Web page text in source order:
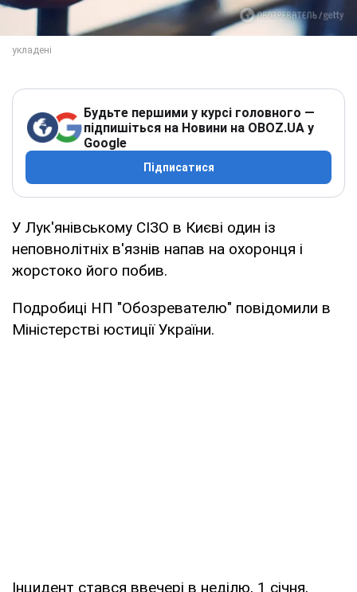
Будьте першими у курсі головного —
підпишіться на Новини на OBOZ.UA у
Google
Підписатися
У Лук'янівському СІЗО в Києві один із
неповнолітніх в'язнів напав на охоронця і
жорстоко його побив.
Подробиці НП "Обозревателю" повідомили в
Міністерстві юстиції України.
Інцидент стався ввечері в неділю, 1 січня,